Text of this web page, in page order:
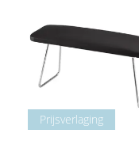
Prijsverlaging